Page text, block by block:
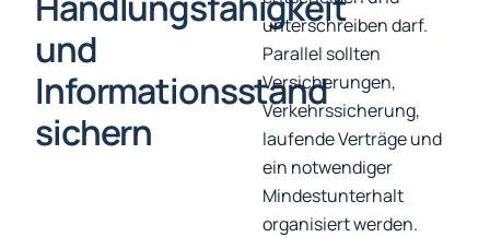
und
Informationsstand
sichern
unterschreiben darf.
Parallel sollten
Versicherungen,
Verkehrssicherung,
laufende Verträge und
ein notwendiger
Mindestunterhalt
organisiert werden.